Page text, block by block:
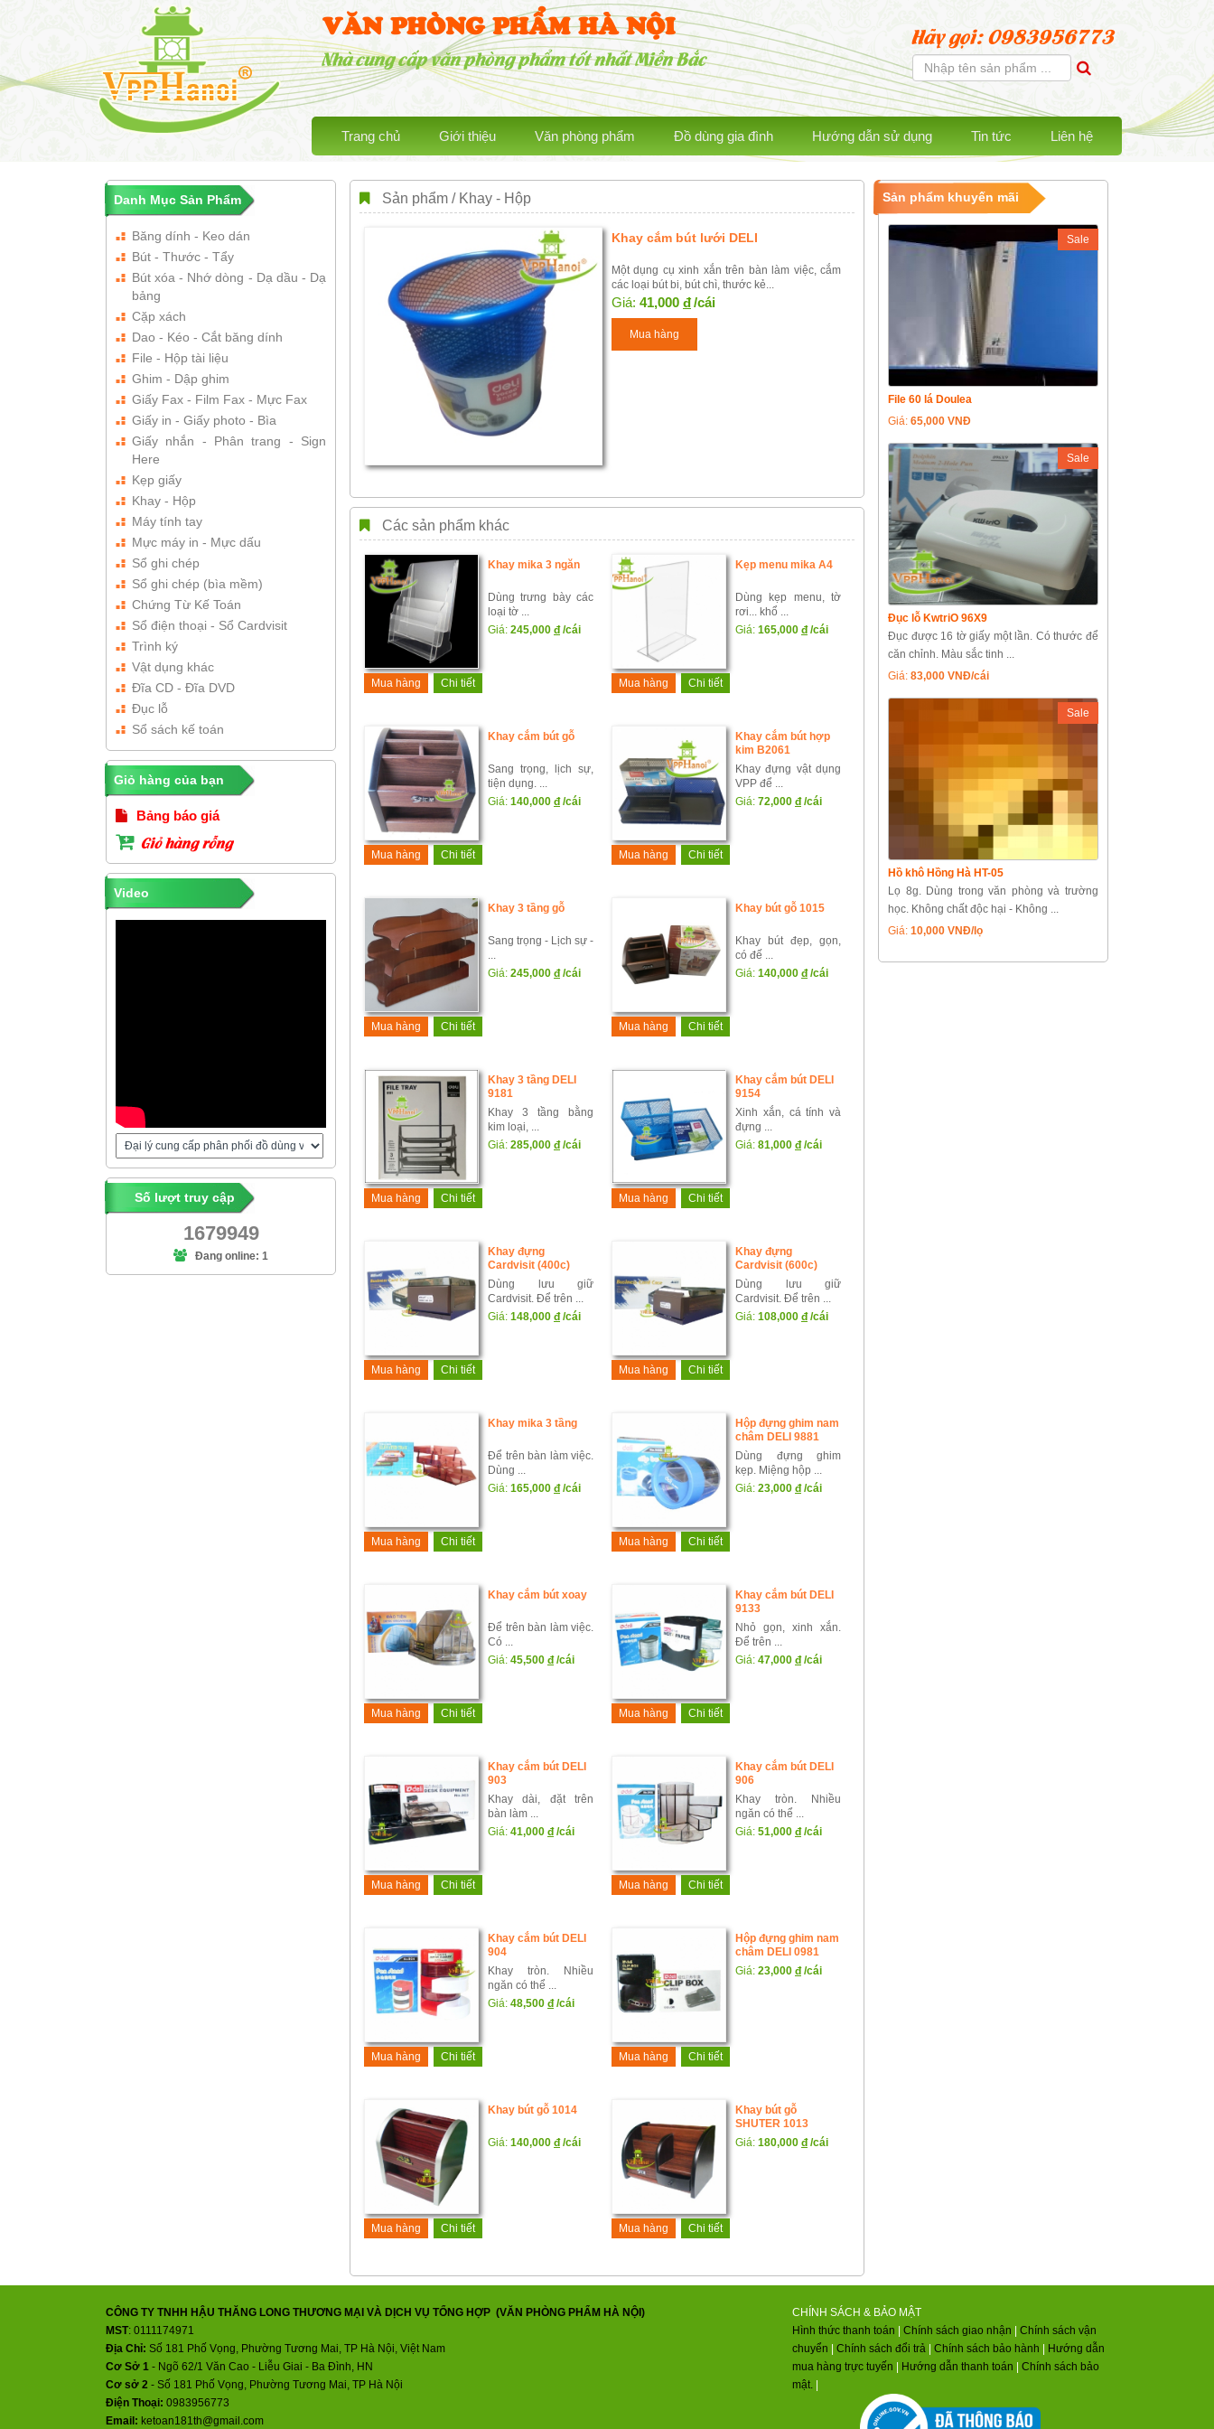
VĂN PHÒNG PHẨM HÀ NỘI
Nhà cung cấp văn phòng phẩm tốt nhất Miền Bắc
Hãy gọi: 0983956773
Trang chủ Giới thiệu Văn phòng phẩm Đồ dùng gia đình Hướng dẫn sử dụng Tin tức Liên hệ
Danh Mục Sản Phẩm
Băng dính - Keo dán
Bút - Thước - Tẩy
Bút xóa - Nhớ dòng - Dạ dầu - Dạ
bảng
Cặp xách
Dao - Kéo - Cắt băng dính
File - Hộp tài liệu
Ghim - Dập ghim
Giấy Fax - Film Fax - Mực Fax
Giấy in - Giấy photo - Bìa
Giấy nhắn - Phân trang - Sign
Here
Kẹp giấy
Khay - Hộp
Máy tính tay
Mực máy in - Mực dấu
Sổ ghi chép
Sổ ghi chép (bìa mềm)
Chứng Từ Kế Toán
Sổ điện thoại - Sổ Cardvisit
Trình ký
Vật dụng khác
Đĩa CD - Đĩa DVD
Đục lỗ
Sổ sách kế toán
Giỏ hàng của bạn
Bảng báo giá
Giỏ hàng rỗng
Video
Số lượt truy cập
1679949
Đang online: 1
Sản phẩm / Khay - Hộp
Khay cắm bút lưới DELI
Một dụng cụ xinh xắn trên bàn làm việc, cắm
các loại bút bi, bút chì, thước kẻ...
Giá: 41,000 đ/cái
Mua hàng
Các sản phẩm khác
Khay mika 3 ngăn
Dùng trưng bày các
loại tờ ...
Giá: 245,000 đ /cái
Mua hàng Chi tiết
Kẹp menu mika A4
Dùng kẹp menu, tờ
rơi... khổ ...
Giá: 165,000 đ /cái
Mua hàng Chi tiết
Khay cắm bút gỗ
Sang trọng, lịch sự,
tiện dụng. ...
Giá: 140,000 đ /cái
Mua hàng Chi tiết
Khay cắm bút hợp
kim B2061
Khay đựng vật dụng
VPP để ...
Giá: 72,000 đ /cái
Mua hàng Chi tiết
Khay 3 tầng gỗ
Sang trọng - Lịch sự -
...
Giá: 245,000 đ /cái
Mua hàng Chi tiết
Khay bút gỗ 1015
Khay bút đẹp, gọn,
có đế ...
Giá: 140,000 đ /cái
Mua hàng Chi tiết
Khay 3 tầng DELI
9181
Khay 3 tầng bằng
kim loại, ...
Giá: 285,000 đ /cái
Mua hàng Chi tiết
Khay cắm bút DELI
9154
Xinh xắn, cá tính và
đựng ...
Giá: 81,000 đ /cái
Mua hàng Chi tiết
Khay đựng
Cardvisit (400c)
Dùng lưu giữ
Cardvisit. Để trên ...
Giá: 148,000 đ /cái
Mua hàng Chi tiết
Khay đựng
Cardvisit (600c)
Dùng lưu giữ
Cardvisit. Để trên ...
Giá: 108,000 đ /cái
Mua hàng Chi tiết
Khay mika 3 tầng
Để trên bàn làm việc.
Dùng ...
Giá: 165,000 đ /cái
Mua hàng Chi tiết
Hộp đựng ghim nam
châm DELI 9881
Dùng đựng ghim
kẹp. Miệng hộp ...
Giá: 23,000 đ /cái
Mua hàng Chi tiết
Khay cắm bút xoay
Để trên bàn làm việc.
Có ...
Giá: 45,500 đ /cái
Mua hàng Chi tiết
Khay cắm bút DELI
9133
Nhỏ gọn, xinh xắn.
Để trên ...
Giá: 47,000 đ /cái
Mua hàng Chi tiết
Khay cắm bút DELI
903
Khay dài, đặt trên
bàn làm ...
Giá: 41,000 đ /cái
Mua hàng Chi tiết
Khay cắm bút DELI
906
Khay tròn. Nhiều
ngăn có thể ...
Giá: 51,000 đ /cái
Mua hàng Chi tiết
Khay cắm bút DELI
904
Khay tròn. Nhiều
ngăn có thể ...
Giá: 48,500 đ /cái
Mua hàng Chi tiết
Hộp đựng ghim nam
châm DELI 0981
Giá: 23,000 đ /cái
Mua hàng Chi tiết
Khay bút gỗ 1014
Giá: 140,000 đ /cái
Mua hàng Chi tiết
Khay bút gỗ
SHUTER 1013
Giá: 180,000 đ /cái
Mua hàng Chi tiết
Sản phẩm khuyến mãi
Sale
File 60 lá Doulea
Giá: 65,000 VNĐ
Sale
Đục lỗ KwtriO 96X9
Đục được 16 tờ giấy một lần. Có thước để
căn chỉnh. Màu sắc tinh ...
Giá: 83,000 VNĐ/cái
Sale
Hồ khô Hồng Hà HT-05
Lọ 8g. Dùng trong văn phòng và trường
học. Không chất độc hại - Không ...
Giá: 10,000 VNĐ/lọ
CÔNG TY TNHH HẬU THĂNG LONG THƯƠNG MẠI VÀ DỊCH VỤ TỔNG HỢP (VĂN PHÒNG PHẨM HÀ NỘI)
MST: 0111174971
Địa Chỉ: Số 181 Phố Vọng, Phường Tương Mai, TP Hà Nội, Việt Nam
Cơ Sở 1 - Ngõ 62/1 Văn Cao - Liễu Giai - Ba Đình, HN
Cơ sở 2 - Số 181 Phố Vọng, Phường Tương Mai, TP Hà Nội
Điện Thoại: 0983956773
Email: ketoan181th@gmail.com
CHÍNH SÁCH & BẢO MẬT
Hình thức thanh toán
Chính sách giao nhận
Chính sách vận
chuyển
Chính sách đổi trả Chính sách bảo hành
Hướng dẫn
mua hàng trực tuyến
Hướng dẫn thanh toán
Chính sách bảo
mật.